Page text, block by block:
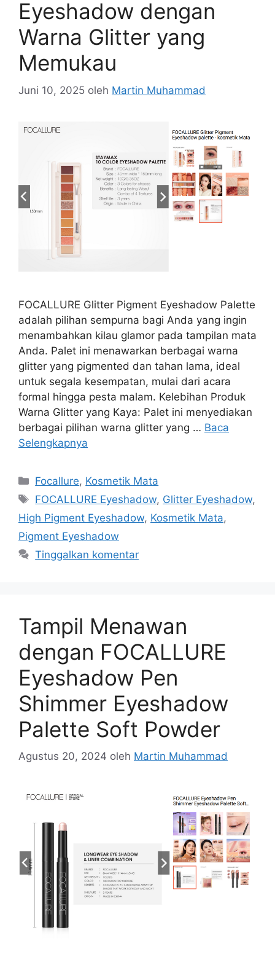
Eyeshadow dengan
Warna Glitter yang
Memukau
Juni 10, 2025 oleh Martin Muhammad
FOCALLURE Glitter Pigment Eyeshadow Palette
adalah pilihan sempurna bagi Anda yang ingin
menambahkan kilau glamor pada tampilan mata
Anda. Palet ini menawarkan berbagai warna
glitter yang pigmented dan tahan lama, ideal
untuk segala kesempatan, mulai dari acara
formal hingga pesta malam. Kelebihan Produk
Warna Glitter yang Kaya: Palet ini menyediakan
berbagai pilihan warna glitter yang … Baca
Selengkapnya
Kategori
Focallure, Kosmetik Mata
Tag
FOCALLURE Eyeshadow, Glitter Eyeshadow,
High Pigment Eyeshadow, Kosmetik Mata,
Pigment Eyeshadow
Tinggalkan komentar
Tampil Menawan
dengan FOCALLURE
Eyeshadow Pen
Shimmer Eyeshadow
Palette Soft Powder
Agustus 20, 2024 oleh Martin Muhammad